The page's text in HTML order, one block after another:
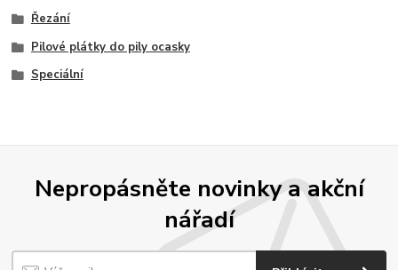
Řezání
Pilové plátky do pily ocasky
Speciální
Nepropásněte novinky a akční
nářadí